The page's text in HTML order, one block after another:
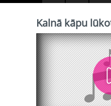
Kalnā kāpu